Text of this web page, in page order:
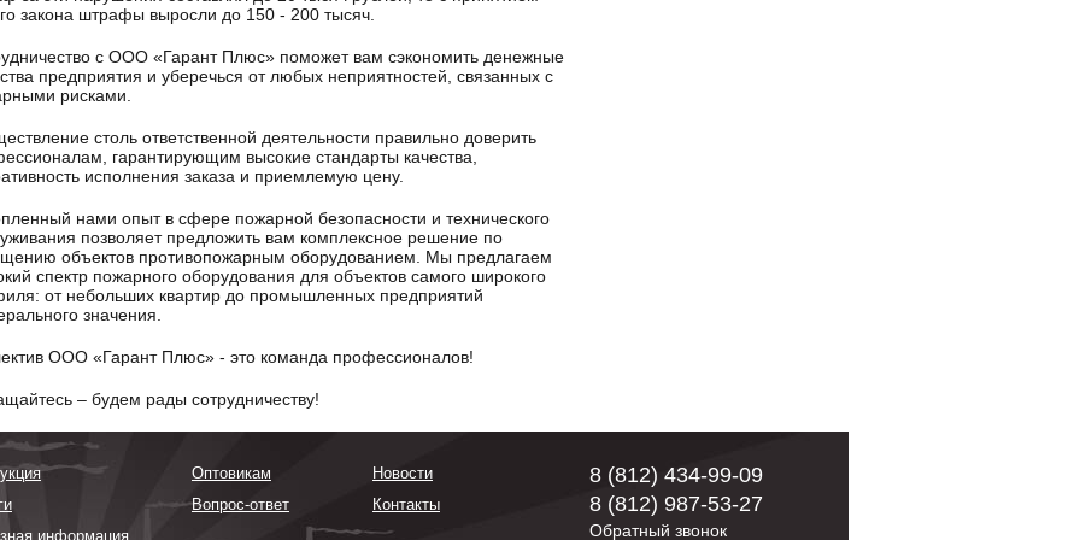
закона штрафы выросли до 150 - 200 тысяч.
с ООО «Гарант Плюс» поможет вам сэкономить денежные
предприятия и уберечься от любых неприятностей, связанных с
рисками.
столь ответственной деятельности правильно доверить
гарантирующим высокие стандарты качества,
исполнения заказа и приемлемую цену.
нами опыт в сфере пожарной безопасности и технического
позволяет предложить вам комплексное решение по
объектов противопожарным оборудованием. Мы предлагаем
спектр пожарного оборудования для объектов самого широкого
от небольших квартир до промышленных предприятий
значения.
ООО «Гарант Плюс» - это команда профессионалов!
– будем рады сотрудничеству!
информация
Оптовикам
Вопрос-ответ
Новости
Контакты
8 (812) 434-99-09
8 (812) 987-53-27
Обратный звонок